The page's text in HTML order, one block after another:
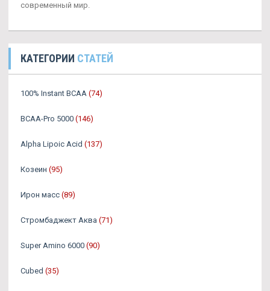
современный мир.
КАТЕГОРИИ СТАТЕЙ
100% Instant BCAA (74)
BCAA-Pro 5000 (146)
Alpha Lipoic Acid (137)
Козеин (95)
Ирон масс (89)
Стромбаджект Аква (71)
Super Amino 6000 (90)
Cubed (35)